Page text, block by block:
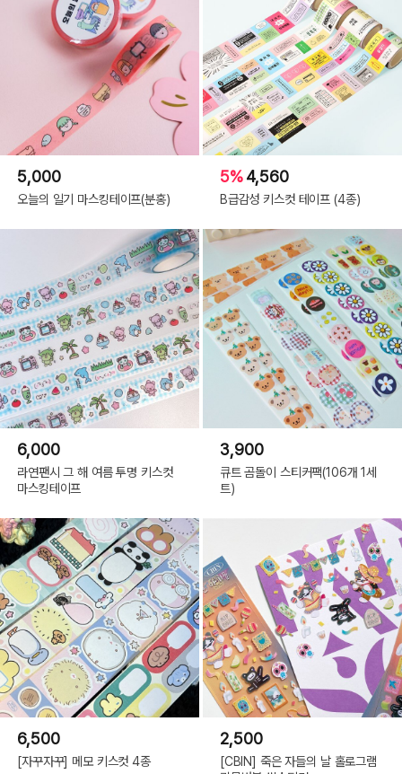
5,000
오늘의 일기 마스킹테이프(분홍)
5%4,560
B급감성 키스컷 테이프 (4종)
6,000
라연팬시 그 해 여름 투명 키스컷
마스킹테이프
3,900
큐트 곰돌이 스티커팩(106개 1세
트)
6,500
[자꾸자꾸] 메모 키스컷 4종
2,500
[CBIN] 죽은 자들의 날 홀로그램